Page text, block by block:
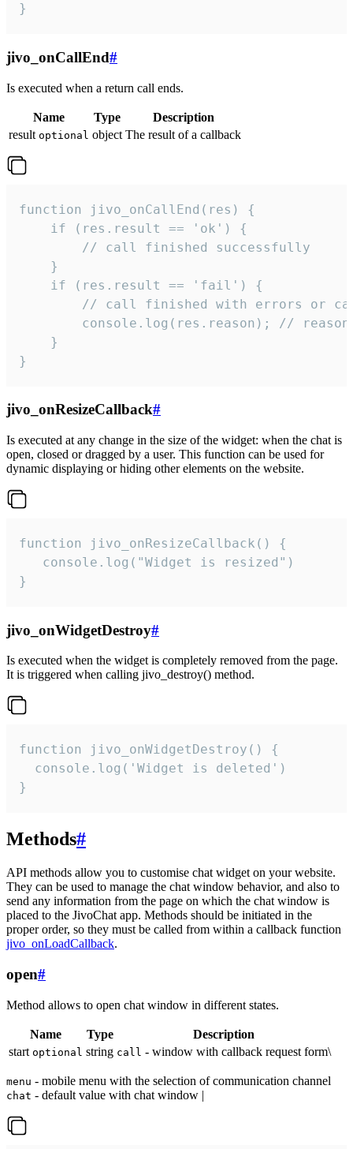
}
jivo_onCallEnd#
Is executed when a return call ends.
Name Type
Description
result optional object The result of a callback
function jivo_onCallEnd(res) {
    if (res.result == 'ok') {
        // call finished successfully
    }
    if (res.result == 'fail') {
// call finished with errors or
console.log(res.reason); //
    }
}
jivo_onResizeCallback#
Is executed at any change in the size of the widget: when the chat is
open, closed or dragged by a user. This function can be used for
dynamic displaying or hiding other elements on the website.
function jivo_onResizeCallback() {
   console.log("Widget is resized")
}
jivo_onWidgetDestroy#
Is executed when the widget is completely removed from the page.
It is triggered when calling jivo_destroy() method.
function jivo_onWidgetDestroy() {
  console.log('Widget is deleted')
}
Methods#
API methods allow you to customise chat widget on your website.
They can be used to manage the chat window behavior, and also to
send any information from the page on which the chat window is
placed to the JivoChat app. Methods should be initiated in the
proper order, so they must be called from within a callback function
jivo_onLoadCallback.
open#
Method allows to open chat window in different states.
Name Type
Description
start optional string call - window with callback request form\
menu - mobile menu with the selection of communication channel
chat - default value with chat window |